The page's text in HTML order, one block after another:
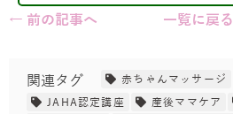
← 前の記事へ
一覧に戻る
関連タグ 赤ちゃんマッサージ
JAHA認定講座
産後ママケア